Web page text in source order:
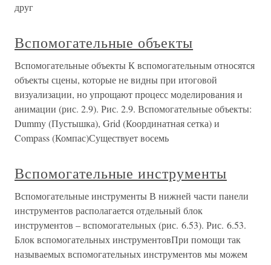
друг
Вспомогательные объекты
Вспомогательные объекты К вспомогательным относятся
объекты сцены, которые не видны при итоговой
визуализации, но упрощают процесс моделирования и
анимации (рис. 2.9). Рис. 2.9. Вспомогательные объекты:
Dummy (Пустышка), Grid (Координатная сетка) и
Compass (Компас)Существует восемь
Вспомогательные инструменты
Вспомогательные инструменты В нижней части панели
инструментов располагается отдельный блок
инструментов – вспомогательных (рис. 6.53). Рис. 6.53.
Блок вспомогательных инструментовПри помощи так
называемых вспомогательных инструментов мы можем